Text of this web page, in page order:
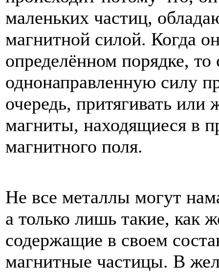
маленьких частиц,
магнитной силой. Когда
определённом порядке, то
однонаправленную силу
очередь, притягивать или
магниты, находящиеся в
магнитного поля.
Не все металлы могут
а только лишь такие, как
содержащие в своем
магнитные частицы. В